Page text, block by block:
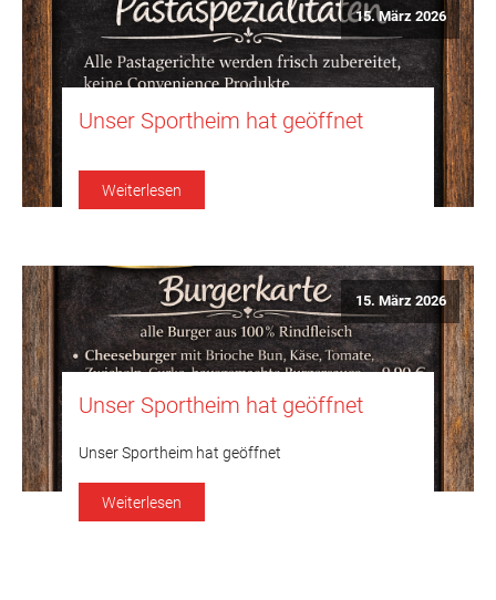
15. März 2026
Unser Sportheim hat geöffnet
Weiterlesen
15. März 2026
Unser Sportheim hat geöffnet
Unser Sportheim hat geöffnet
Weiterlesen